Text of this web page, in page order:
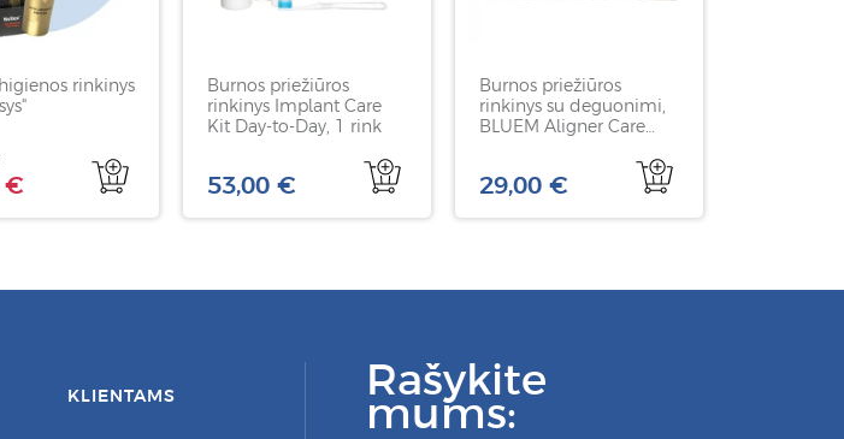
rinkinys
€
Burnos priežiūros
rinkinys Implant Care
Kit Day-to-Day, 1 rink
53,00 €
Burnos priežiūros
rinkinys su deguonimi,
BLUEM Aligner Care
29,00 €
KLIENTAMS Rašykite
mums: